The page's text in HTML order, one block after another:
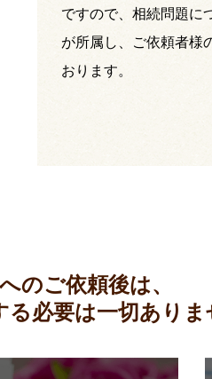
ですので、相続問題に
が所属し、ご依頼者様
おります。
のご依頼後は、
る必要は一切ありま